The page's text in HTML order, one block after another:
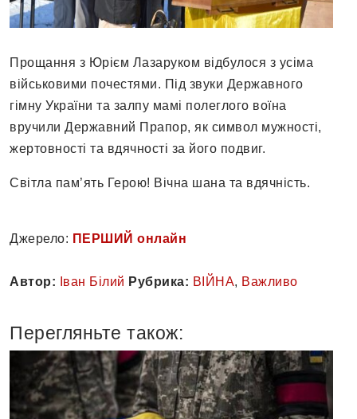
Прощання з Юрієм Лазаруком відбулося з усіма
військовими почестями. Під звуки Державного
гімну України та залпу мамі полеглого воїна
вручили Державний Прапор, як символ мужності,
жертовності та вдячності за його подвиг.
Світла пам’ять Герою! Вічна шана та вдячність.
Джерело: ПЕРШИЙ онлайн
Автор: Іван Білий Рубрика: ВІЙНА, Важливо
Перегляньте також: